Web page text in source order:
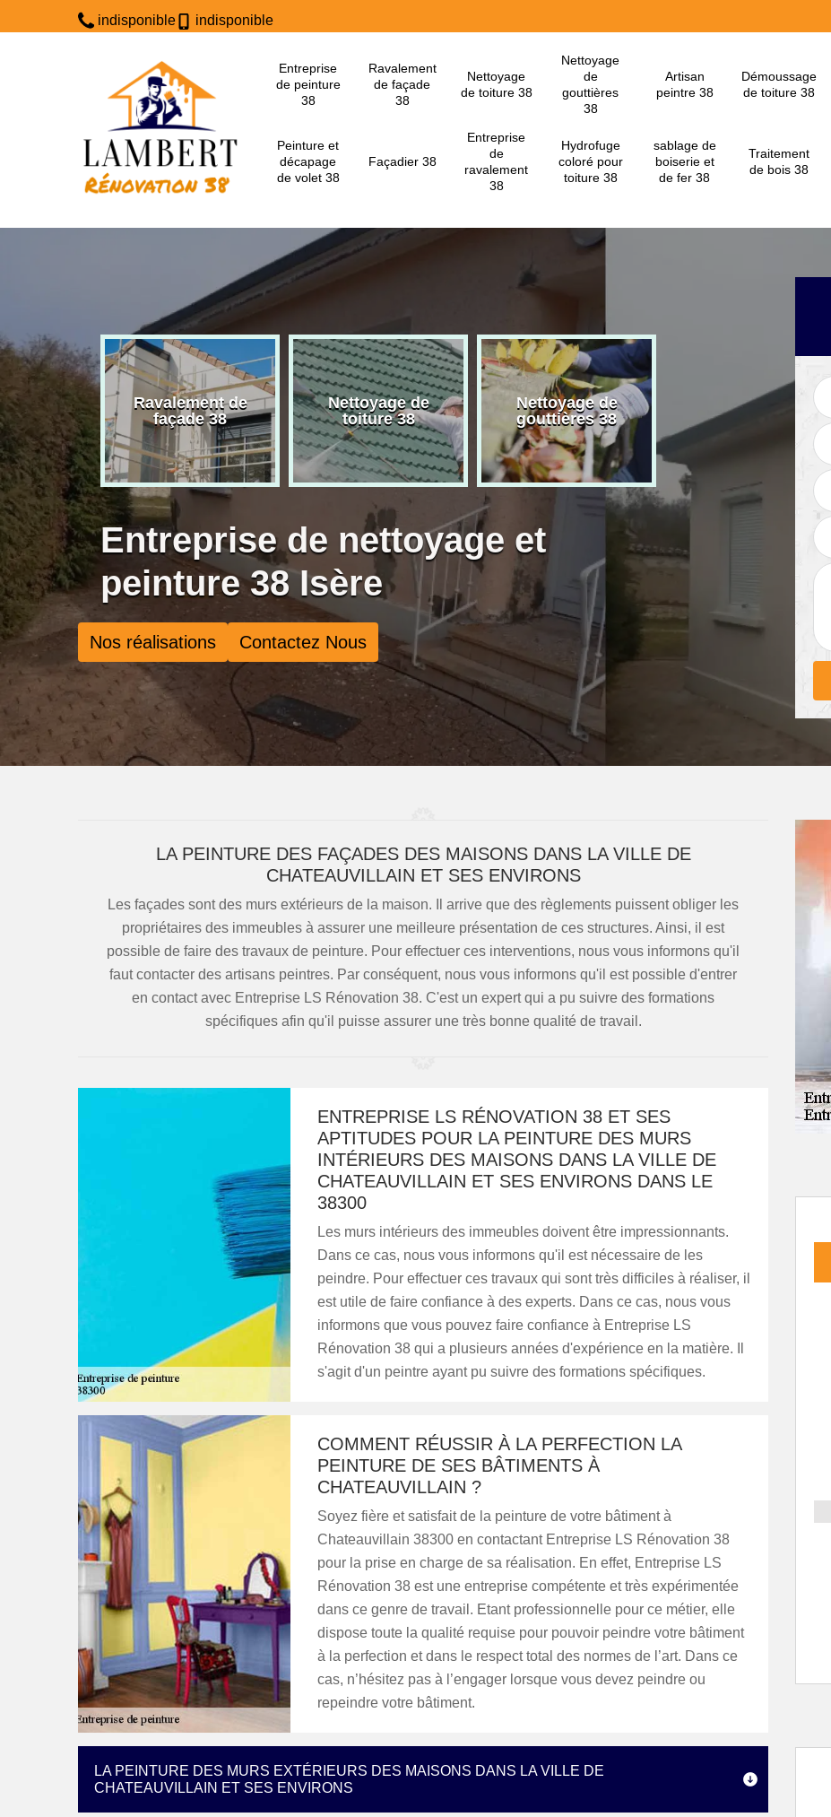
indisponible indisponible
Entreprise
de peinture
38
Ravalement
de façade
38
Nettoyage
de toiture 38
Nettoyage
de
gouttières
38
Artisan
peintre 38
Démoussage
de toiture 38
Peinture et
décapage
de volet 38
Façadier 38
Entreprise
de
ravalement
38
Hydrofuge
coloré pour
toiture 38
sablage de
boiserie et
de fer 38
Traitement
de bois 38
de
38
Ravalement de
façade 38
Nettoyage de
toiture 38
Nettoyage de
gouttières 38
Artisan peintre 38
Entreprise de nettoyage et
peinture 38 Isère
Nos réalisations Contactez Nous
LA PEINTURE DES FAÇADES DES MAISONS DANS LA VILLE DE
CHATEAUVILLAIN ET SES ENVIRONS
Les façades sont des murs extérieurs de la maison. Il arrive que des règlements puissent obliger les
propriétaires des immeubles à assurer une meilleure présentation de ces structures. Ainsi, il est
possible de faire des travaux de peinture. Pour effectuer ces interventions, nous vous informons qu'il
faut contacter des artisans peintres. Par conséquent, nous vous informons qu'il est possible d'entrer
en contact avec Entreprise LS Rénovation 38. C'est un expert qui a pu suivre des formations
spécifiques afin qu'il puisse assurer une très bonne qualité de travail.
ENTREPRISE LS RÉNOVATION 38 ET SES
APTITUDES POUR LA PEINTURE DES MURS
INTÉRIEURS DES MAISONS DANS LA VILLE DE
CHATEAUVILLAIN ET SES ENVIRONS DANS LE
38300
Les murs intérieurs des immeubles doivent être impressionnants.
Dans ce cas, nous vous informons qu'il est nécessaire de les
peindre. Pour effectuer ces travaux qui sont très difficiles à réaliser, il
est utile de faire confiance à des experts. Dans ce cas, nous vous
informons que vous pouvez faire confiance à Entreprise LS
Rénovation 38 qui a plusieurs années d'expérience en la matière. Il
s'agit d'un peintre ayant pu suivre des formations spécifiques.
COMMENT RÉUSSIR À LA PERFECTION LA
PEINTURE DE SES BÂTIMENTS À
CHATEAUVILLAIN ?
Soyez fière et satisfait de la peinture de votre bâtiment à
Chateauvillain 38300 en contactant Entreprise LS Rénovation 38
pour la prise en charge de sa réalisation. En effet, Entreprise LS
Rénovation 38 est une entreprise compétente et très expérimentée
dans ce genre de travail. Etant professionnelle pour ce métier, elle
dispose toute la qualité requise pour pouvoir peindre votre bâtiment
à la perfection et dans le respect total des normes de l’art. Dans ce
cas, n’hésitez pas à l’engager lorsque vous devez peindre ou
repeindre votre bâtiment.
LA PEINTURE DES MURS EXTÉRIEURS DES MAISONS DANS LA VILLE DE
CHATEAUVILLAIN ET SES ENVIRONS